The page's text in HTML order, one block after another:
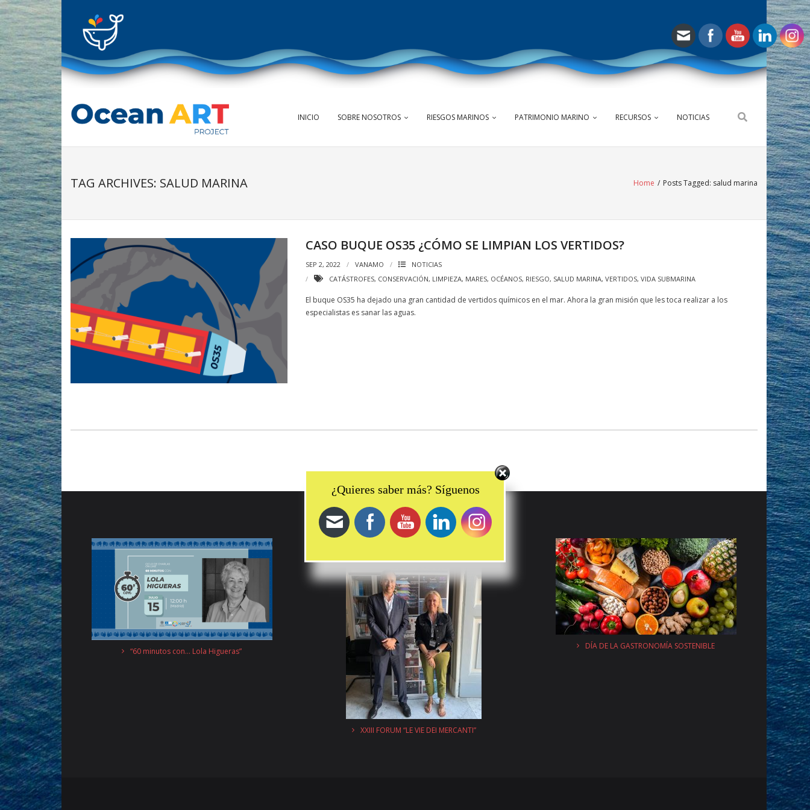
to
content
INICIO SOBRE NOSOTROS RIESGOS MARINOS PATRIMONIO MARINO RECURSOS NOTICIAS
TAG ARCHIVES: SALUD MARINA Home / Posts Tagged: salud marina
CASO BUQUE OS35 ¿CÓMO SE LIMPIAN LOS VERTIDOS?
SEP 2, 2022 VANAMO
NOTICIAS
CATÁSTROFES, CONSERVACIÓN, LIMPIEZA, MARES, OCÉANOS, RIESGO, SALUD MARINA, VERTIDOS, VIDA SUBMARINA
El buque OS35 ha dejado una gran cantidad de vertidos químicos en el mar. Ahora la gran misión que les toca realizar a los
especialistas es sanar las aguas.
“60 minutos con… Lola Higueras”
XXIII FORUM “LE VIE DEI MERCANTI”
DÍA DE LA GASTRONOMÍA SOSTENIBLE
¿Quieres saber más? Síguenos
Set Youtube Channel ID